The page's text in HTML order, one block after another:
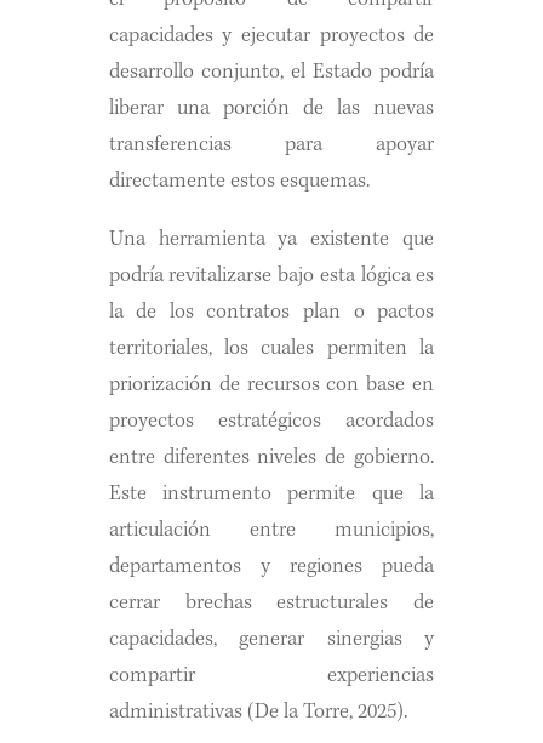
capacidades y ejecutar proyectos de
desarrollo conjunto, el Estado podría
liberar una porción de las nuevas
transferencias para apoyar
directamente estos esquemas.
Una herramienta ya existente que
podría revitalizarse bajo esta lógica es
la de los contratos plan o pactos
territoriales, los cuales permiten la
priorización de recursos con base en
proyectos estratégicos acordados
entre diferentes niveles de gobierno.
Este instrumento permite que la
articulación entre municipios,
departamentos y regiones pueda
cerrar brechas estructurales de
capacidades, generar sinergias y
compartir experiencias
administrativas (De la Torre, 2025).